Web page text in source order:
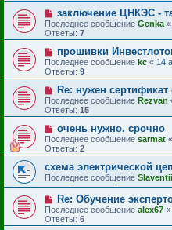
заключение ЦНКЭС -
Последнее сообщение Genka «
Ответы: 7
прошивки
Последнее сообщение kc « 14
Ответы: 9
Re: нужен
Последнее сообщение Rezvan
Ответы: 15
очень нужно. срочно
Последнее сообщение sarmat «
Ответы: 2
схема электрической
Последнее сообщение Slaventii
Re: Обучение
Последнее сообщение alex67 «
Ответы: 6